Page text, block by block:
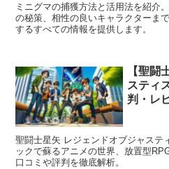
ミニグマの捕獲方法と活用法を紹介
の秘策、相性の良いキャラクターま
するすべての情報を提供します。
【聖闘
スティ
判・レ
聖闘士星矢 レジェンドオブジャステ
ックで蘇るアニメの世界、放置型
口コミや評判を徹底解析。